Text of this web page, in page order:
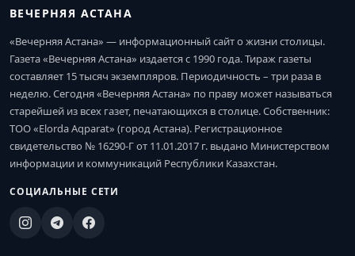
ВЕЧЕРНЯЯ АСТАНА
«Вечерняя Астана» — информационный сайт о жизни столицы.
Газета «Вечерняя Астана» издается с 1990 года. Тираж газеты
составляет 15 тысяч экземпляров. Периодичность – три раза в
неделю. Сегодня «Вечерняя Астана» по праву может называться
старейшей из всех газет, печатающихся в столице. Собственник:
ТОО «Elorda Aqparat» (город Астана). Регистрационное
свидетельство № 16290-Г от 11.01.2017 г. выдано Министерством
информации и коммуникаций Республики Казахстан.
СОЦИАЛЬНЫЕ СЕТИ